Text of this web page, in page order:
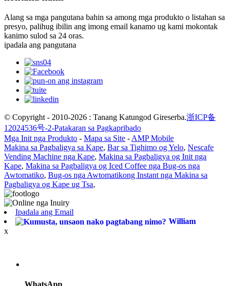
Alang sa mga pangutana bahin sa among mga produkto o listahan sa
presyo, palihug ibilin ang imong email kanamo ug kami mokontak
kanimo sulod sa 24 oras.
ipadala ang pangutana
© Copyright - 2010-2026 : Tanang Katungod Gireserba.浙ICP备
12024536号-2-Patakaran sa Pagkapribado
Mga Init nga Produkto - Mapa sa Site - AMP Mobile
Makina sa Pagbaligya sa Kape, Bar sa Tighimo og Yelo, Nescafe
Vending Machine nga Kape, Makina sa Pagbaligya og Init nga
Kape, Makina sa Pagbaligya og Iced Coffee nga Bug-os nga
Awtomatiko, Bug-os nga Awtomatikong Instant nga Makina sa
Pagbaligya og Kape ug Tsa,
Ipadala ang Email
William
x